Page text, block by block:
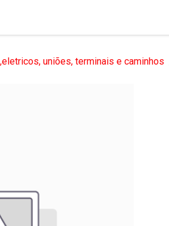
uniões, terminais e caminhos